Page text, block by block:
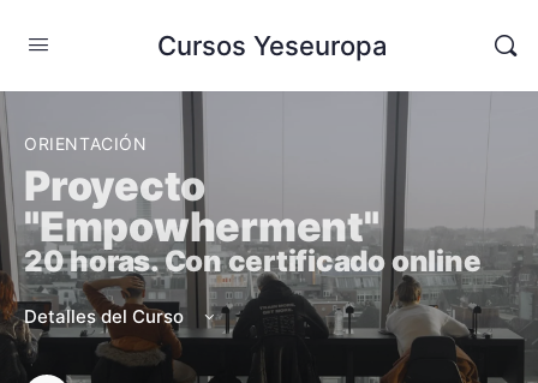
Cursos Yeseuropa
ORIENTACIÓN
Proyecto
"Empowherment"
20 horas. Con certificado online
Detalles del Curso